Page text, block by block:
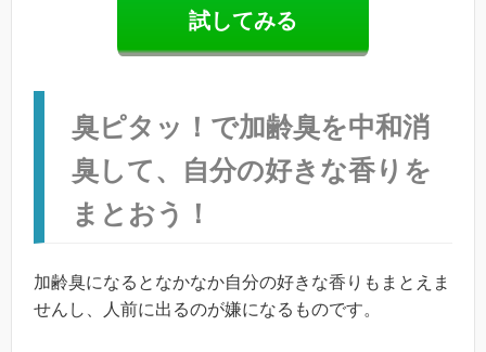
試してみる
臭ピタッ！で加齢臭を中和消
臭して、自分の好きな香りを
まとおう！
加齢臭になるとなかなか自分の好きな香りもまとえま
せんし、人前に出るのが嫌になるものです。